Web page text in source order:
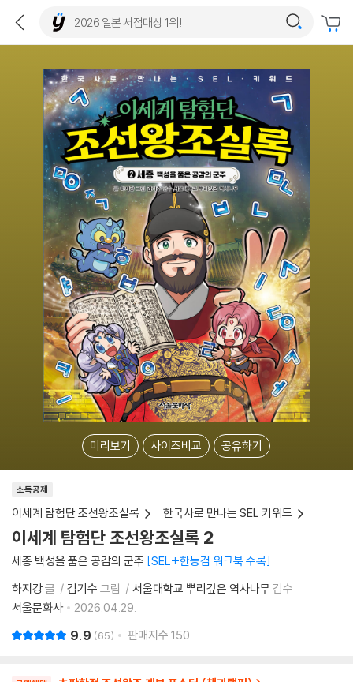
미리보기 사이즈비교 공유하기
소득공제
이세계 탐험단 조선왕조실록 한국사로 만나는 SEL 키워드
이세계 탐험단 조선왕조실록 2
세종 백성을 품은 공감의 군주 SEL+한능검 워크북 수록
하지강글 김기수 그림 서울대학교 뿌리깊은 역사나무 감수
서울문화사
2026.04.29.
9.9 65 판매지수 150